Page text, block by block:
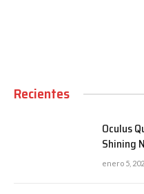
Recientes
Oculus
Shining
enero 5,